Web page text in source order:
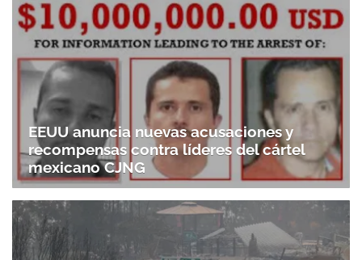
EEUU anuncia nuevas acusaciones y
recompensas contra líderes del cártel
mexicano CJNG